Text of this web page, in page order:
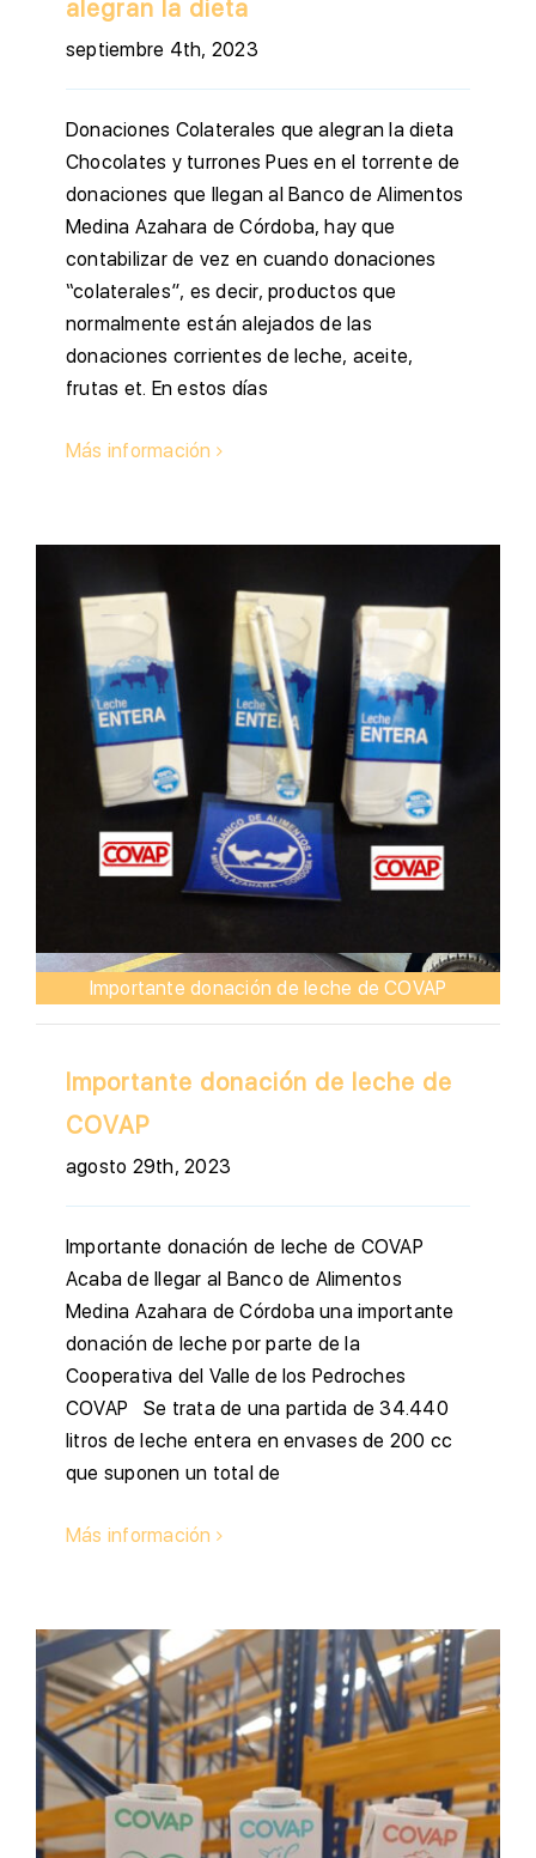
alegran la dieta
septiembre 4th, 2023
Donaciones Colaterales que alegran la dieta
Chocolates y turrones Pues en el torrente de
donaciones que llegan al Banco de Alimentos
Medina Azahara de Córdoba, hay que
contabilizar de vez en cuando donaciones
“colaterales”, es decir, productos que
normalmente están alejados de las
donaciones corrientes de leche, aceite,
frutas et. En estos días
Más información
Importante donación de leche de COVAP
Importante donación de leche de
COVAP
agosto 29th, 2023
Importante donación de leche de COVAP
Acaba de llegar al Banco de Alimentos
Medina Azahara de Córdoba una importante
donación de leche por parte de la
Cooperativa del Valle de los Pedroches
COVAP Se trata de una partida de 34.440
litros de leche entera en envases de 200 cc
que suponen un total de
Más información